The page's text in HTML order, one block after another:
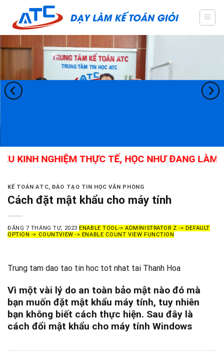
content
NGHIỆM THỰC TẾ, HỌC NHƯ ĐANG LÀM, KẾ
KẾ TOÁN ATC,ĐÀO TẠO TIN HỌC VĂN PHÒNG
Cách đặt mật khẩu cho máy tính
ĐĂNG 7 THÁNG TƯ, 2023 ENABLE TOOL-> ADMINISTRATOR Z -> DEFAULT
OPTION -> COUNTVIEW -> ENABLE COUNT VIEW FUNCTION
Trung tam dao tao tin hoc tot nhat tai Thanh Hoa
Vì một vài lý do an toàn bảo mật nào đó mà
bạn muốn đặt mật khẩu máy tính, tuy nhiên
bạn không biết cách thực hiện. Sau đây là
cách đổi mật khẩu cho máy tính Windows